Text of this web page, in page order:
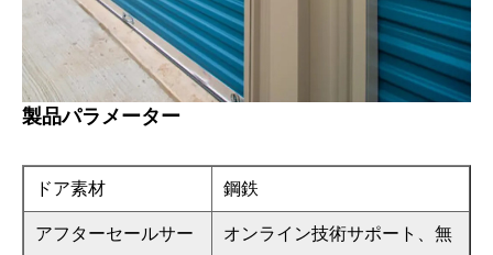
製品パラメーター
ドア素材 鋼鉄
アフターセールサー
オンライン技術サポート、無